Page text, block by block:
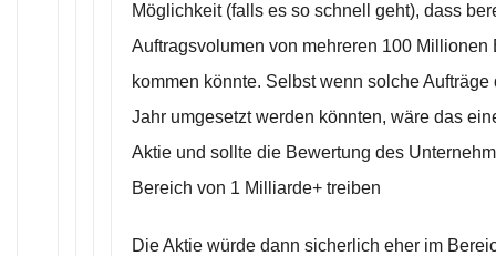
Möglichkeit (falls es so schnell geht), dass
Auftragsvolumen von mehreren 100 Millionen
kommen könnte. Selbst wenn solche
Jahr umgesetzt werden könnten, wäre das
Aktie und sollte die Bewertung des
Bereich von 1 Milliarde+ treiben
Die Aktie würde dann sicherlich eher im